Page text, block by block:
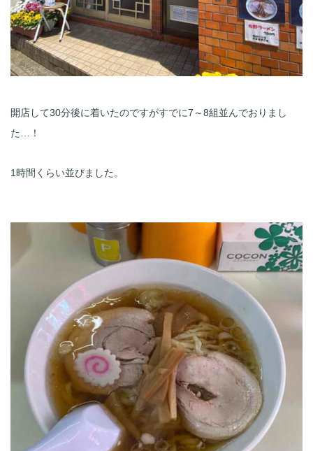
開店して30分後に着いたのですがすでに7～8組並んでおりまし
た…！
1時間くらい並びました。